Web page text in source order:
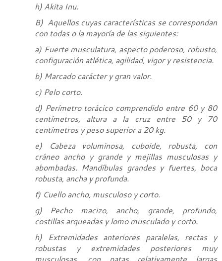
h) Akita Inu.
B) Aquellos cuyas características se correspondan
con todas o la mayoría de las siguientes:
a) Fuerte musculatura, aspecto poderoso, robusto,
configuración atlética, agilidad, vigor y resistencia.
b) Marcado carácter y gran valor.
c) Pelo corto.
d) Perímetro torácico comprendido entre 60 y 80
centímetros, altura a la cruz entre 50 y 70
centímetros y peso superior a 20 kg.
e) Cabeza voluminosa, cuboide, robusta, con
cráneo ancho y grande y mejillas musculosas y
abombadas. Mandíbulas grandes y fuertes, boca
robusta, ancha y profunda.
f) Cuello ancho, musculoso y corto.
g) Pecho macizo, ancho, grande, profundo,
costillas arqueadas y lomo musculado y corto.
h) Extremidades anteriores paralelas, rectas y
robustas y extremidades posteriores muy